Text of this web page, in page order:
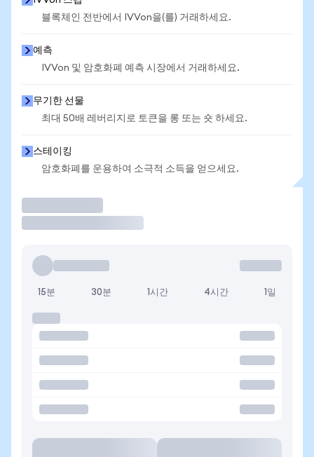
블록체인 전반에서 IVVon을(를) 거래하세요.
예측
IVVon 및 암호화폐 예측 시장에서 거래하세요.
무기한 선물
최대 50배 레버리지로 토큰을 롱 또는 숏 하세요.
스테이킹
암호화폐를 운용하여 소극적 소득을 얻으세요.
15분 30분 1시간 4시간 1일